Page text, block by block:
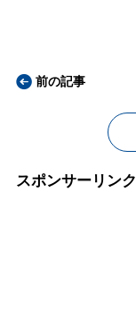
前の記事
スポンサーリンク